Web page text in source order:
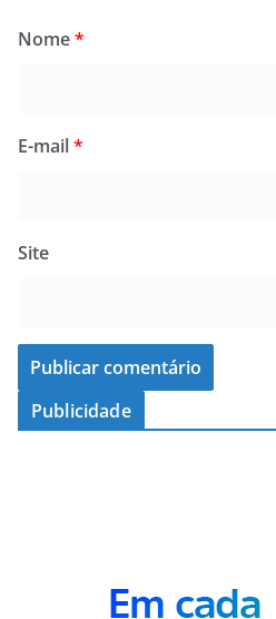
Nome*
E-mail*
Site
Publicidade